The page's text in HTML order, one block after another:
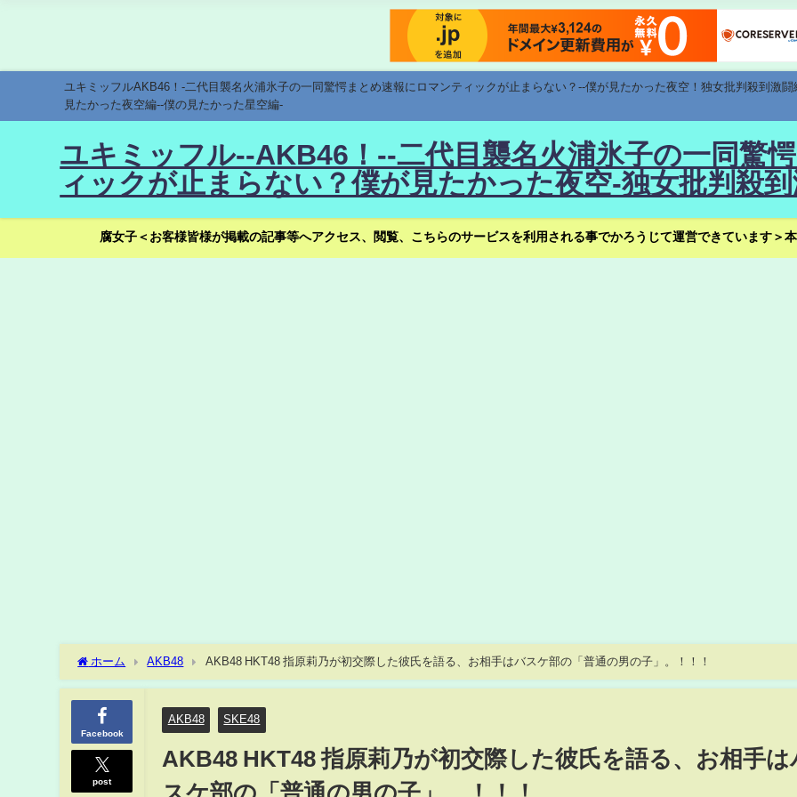
ユキミッフルAKB46！-二代目襲名火浦氷子の一同驚愕まとめ速報にロマンティックが止まらない？--僕が見たかった夜空！独女批判殺到激
見たかった夜空編--僕の見たかった星空編-
ユキミッフル--AKB46！--二代目襲名火浦氷子の一同驚
ィックが止まらない？僕が見たかった夜空-独女批判殺
腐女子＜お客様皆様が掲載の記事等へアクセス、閲覧、こちらのサービスを利用される事でかろうじて運営できています＞
ホーム AKB48 AKB48 HKT48 指原莉乃が初交際した彼氏を語る、お相手はバスケ部の「普通の男の子」。！！！
Facebook
post
AKB48 SKE48
AKB48 HKT48 指原莉乃が初交際した彼氏を語る、お相手は